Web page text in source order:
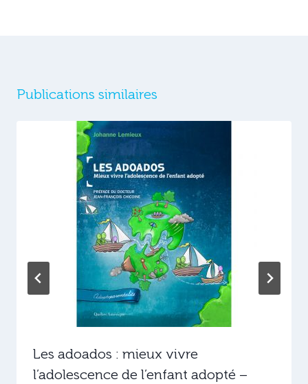
Publications similaires
Les adoados : mieux vivre
l’adolescence de l’enfant adopté –